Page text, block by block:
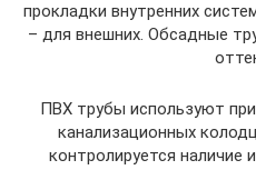
прокладки внутренних
– для внешних. Обсадные
ПВХ трубы используют
канализационных
контролируется наличие